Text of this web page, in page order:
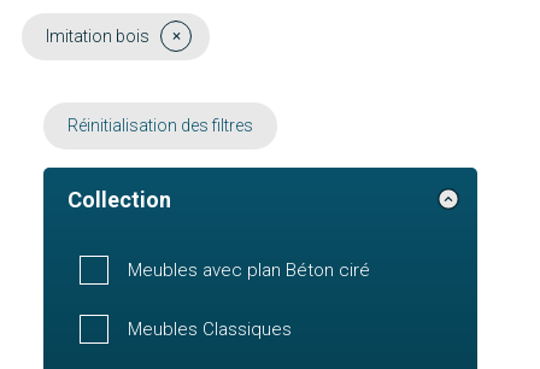
Imitation bois
Réinitialisation des filtres
Collection
Meubles avec plan Béton ciré
Meubles Classiques